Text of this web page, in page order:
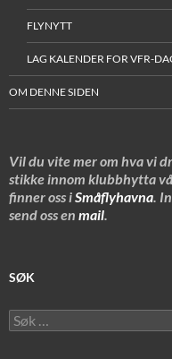
FLYNYTT
LAG KALENDER FOR VFR-
OM DENNE SIDEN
Vil du vite mer om hva vi
stikke innom klubbhytta
finner oss iSmåflyhavna.
send oss en mail.
SØK
Søk
etter: